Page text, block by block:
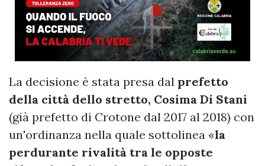
La decisione è stata presa dal prefetto
della città dello stretto, Cosima Di Stani
(già prefetto di Crotone dal 2017 al 2018) con
un'ordinanza nella quale sottolinea «la
perdurante rivalità tra le opposte